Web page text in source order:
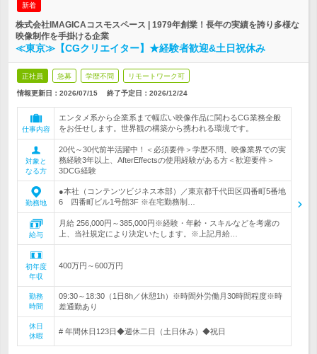
新着
株式会社IMAGICAコスモスペース | 1979年創業！長年の実績を誇り多様な
映像制作を手掛ける企業
≪東京≫【CGクリエイター】★経験者歓迎&土日祝休み
正社員 急募 学歴不問 リモートワーク可
情報更新日：2026/07/15 終了予定日： 2026/12/24
仕事内容
エンタメ系から企業系まで幅広い映像作品に関わるCG業務全般
をお任せします。世界観の構築から携われる環境です。
対象と
なる方
20代～30代前半活躍中！＜必須要件＞学歴不問、映像業界での実
務経験3年以上、AfterEffectsの使用経験がある方＜歓迎要件＞
3DCG経験
勤務地
●本社（コンテンツビジネス本部）／東京都千代田区四番町5番地
6 四番町ビル1号館3F ※在宅勤務制…
給与
月給 256,000円～385,000円※経験・年齢・スキルなどを考慮の
上、当社規定により決定いたします。※上記月給…
初年度
年収
400万円～600万円
勤務
時間
09:30～18:30（1日8h／休憩1h）※時間外労働月30時間程度※時
差通勤あり
休日
休暇
# 年間休日123日◆週休二日（土日休み）◆祝日